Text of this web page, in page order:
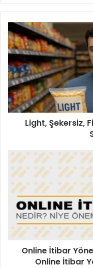
Light, Şekersiz,
Online İtibar
Online İtibar